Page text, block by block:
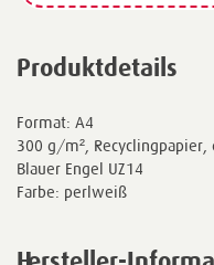
Produktdetails
Format: A4
300 g/m², Recyclingpapier,
Blauer Engel UZ14
Farbe: perlweiß